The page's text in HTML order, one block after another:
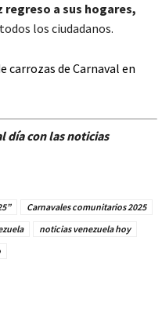
a sus hogares,
los ciudadanos.
carrozas de Carnaval en
día con las noticias
Carnavales comunitarios 2025
noticias venezuela hoy